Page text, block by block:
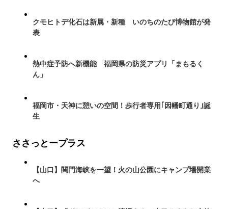
クモヒトデ化石は新属・新種 いのちのたび博物館が発
表
熱中症予防へ新機能 福岡県の防災アプリ「まもるく
ん」
福岡市・天神に憩いの空間！歩行者専用｢因幡町通り｣誕
生
ささっとープラス
【山口】関門海峡を一望！火の山公園にキャンプ場開業
へ